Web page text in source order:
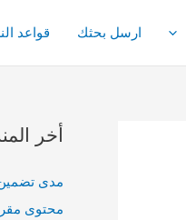
ارسل بحثك قواعد
أخر
مدى
محتوى